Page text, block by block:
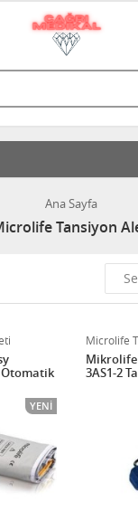
Ana Sayfa
Tansiyon
Otomatik
YENI
Microlife
Mikrolife
3AS1-2